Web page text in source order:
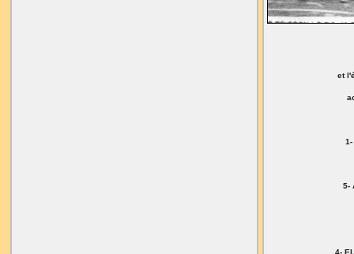
et
1-
5-
4-